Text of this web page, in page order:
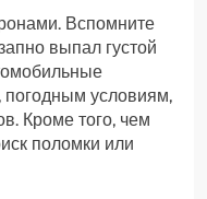
​Вспомните
выпал густой
погодным условиям,
Кроме того, чем
поломки или